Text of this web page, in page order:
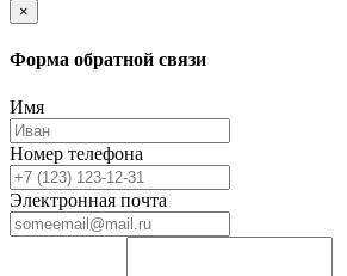
×
Форма обратной связи
Имя
Номер телефона
Электронная почта